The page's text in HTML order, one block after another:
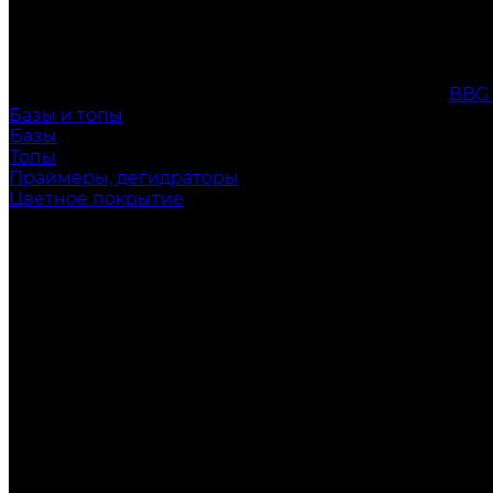
Базы и топы
Базы
Топы
Праймеры, дегидраторы
Цветное покрытие